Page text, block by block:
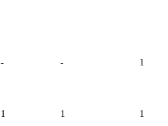
- - 1
1 1 1